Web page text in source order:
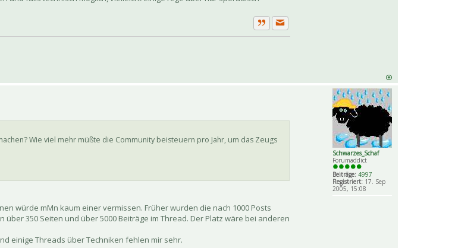
ZitatPrivate Nachricht senden
Schwarzes_Schaf
Forumaddict
Beiträge: 4997
Registriert: 17. Sep
2005, 15:08
Wie viel mehr müßte die Community beisteuern pro Jahr, um das Zeugs
würde mMn kaum einer vermissen. Früher wurden die nach 1000 Posts
350 Seiten und über 5000 Beiträge im Thread. Der Platz wäre bei anderen
einige Threads über Techniken fehlen mir sehr.